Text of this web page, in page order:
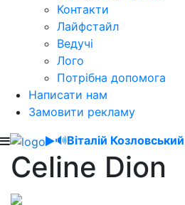
Контакти
Лайфстайл
Ведучі
Лого
Потрібна допомога
Написати нам
Замовити рекламу
🔊Віталій Козловський
Celine Dion